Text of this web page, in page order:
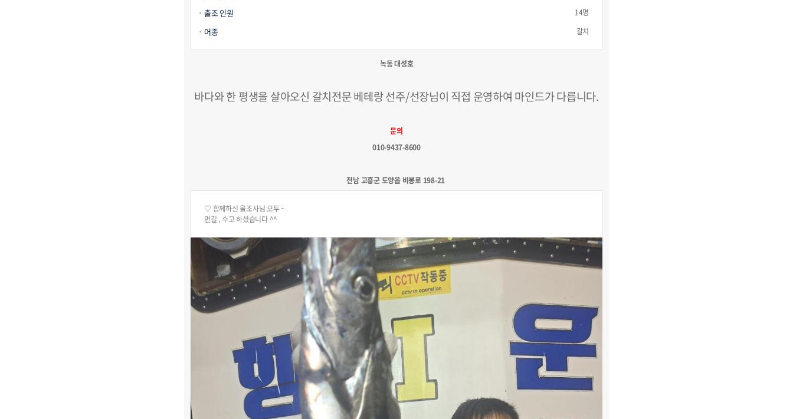
출조 인원 14명
어종 갈치
녹동 대성호
바다와 한 평생을 살아오신 갈치전문 베테랑 선주/선장님이 직접 운영하여 마인드가 다릅니다.
문의
010-9437-8600
전남 고흥군 도양읍 비봉로 198-21​
♡ 함께하신 울조사님 모두 ~
먼길 , 수고 하셨습니다 ^^